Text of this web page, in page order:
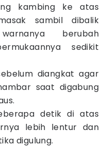
kambing ke atas
sambil dibalik
berubah
sedikit
diangkat agar
saat digabung
detik di atas
lebih lentur dan
digulung.